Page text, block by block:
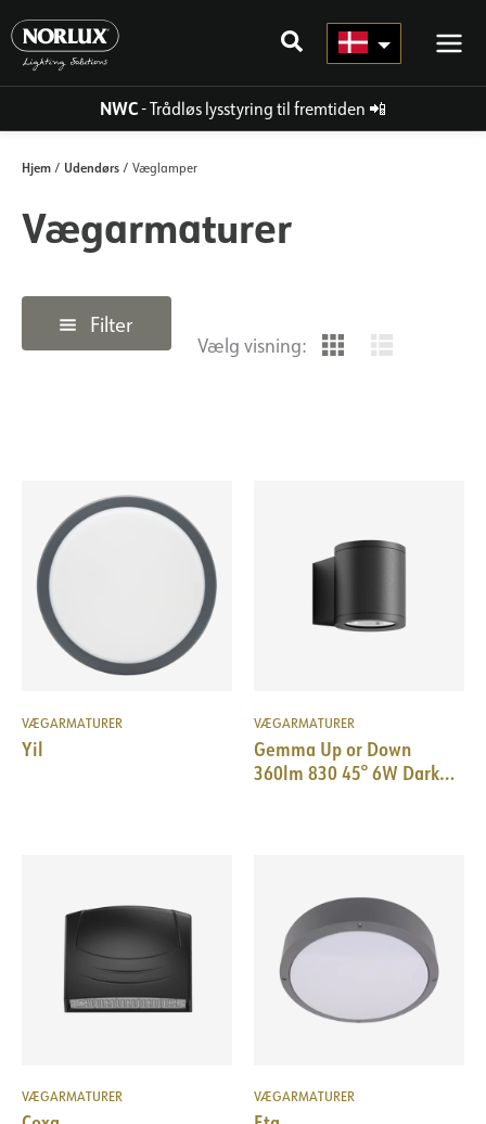
indhold
NWC- Trådløs lysstyring til fremtiden 📲
Hjem / Udendørs / Væglamper
Vægarmaturer
Filter
Vælg visning:
VÆGARMATURER
Yil
VÆGARMATURER
Gemma Up or Down
360lm 830 45° 6W Dark
VÆGARMATURER VÆGARMATURER